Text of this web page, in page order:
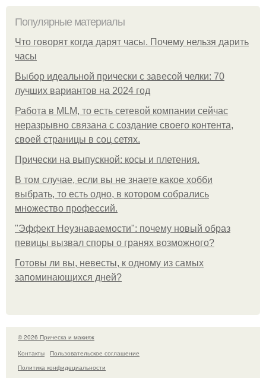
Популярные материалы
Что говорят когда дарят часы. Почему нельзя дарить
часы
Выбор идеальной прически с завесой челки: 70
лучших вариантов на 2024 год
Работа в MLM, то есть сетевой компании сейчас
неразрывно связана с создание своего контента,
своей страницы в соц сетях.
Прически на выпускной: косы и плетения.
В том случае, если вы не знаете какое хобби
выбрать, то есть одно, в котором собрались
множество профессий.
"Эффект Неузнаваемости": почему новый образ
певицы вызвал споры о гранях возможного?
Готовы ли вы, невесты, к одному из самых
запоминающихся дней?
© 2026 Прическа и макияж
Контакты
Пользовательское соглашение
Политика конфидециальности